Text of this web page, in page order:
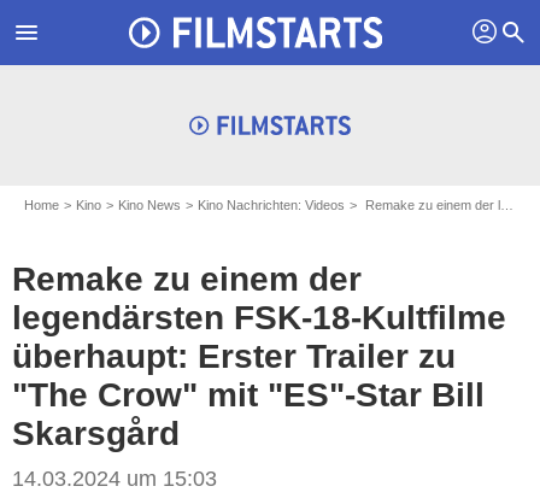
menu profil search
Home Kino Kino News Kino Nachrichten: Videos Remake zu einem der legendärsten FSK-18-Kultfilme überhaupt: Erster Trailer zu "The Crow" mit "ES"-Star Bill Skarsgård
Remake zu einem der
legendärsten FSK-18-Kultfilme
überhaupt: Erster Trailer zu
"The Crow" mit "ES"-Star Bill
Skarsgård
14.03.2024 um 15:03